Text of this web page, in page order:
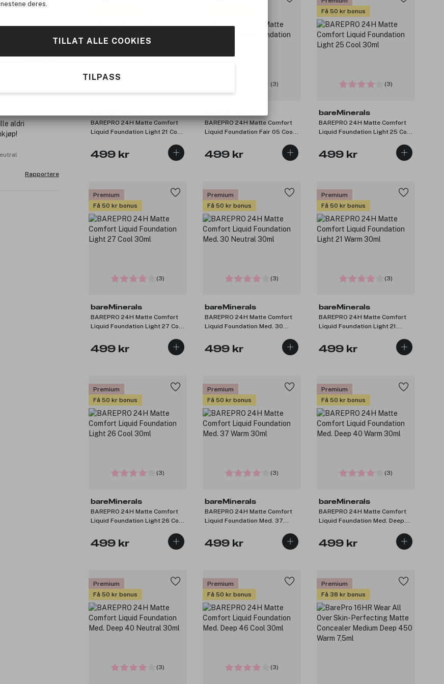
deres.
TILLAT ALLE COOKIES
TILPASS
BAREPRO 24H Matte Comfort
Liquid Foundation Light 21 Cool
499 kr
(3)
BAREPRO 24H Matte Comfort
Liquid Foundation Fair 05 Cool
499 kr
Få 50 kr bonus
(3)
bareMinerals
BAREPRO 24H Matte Comfort
Liquid Foundation Light 25 Cool
499 kr
Premium
Få 50 kr bonus
(3)
bareMinerals
BAREPRO 24H Matte Comfort
Liquid Foundation Light 27 Cool
499 kr
Premium
Få 50 kr bonus
(3)
bareMinerals
BAREPRO 24H Matte Comfort
Liquid Foundation Med. 30
499 kr
Premium
Få 50 kr bonus
(3)
bareMinerals
BAREPRO 24H Matte Comfort
Liquid Foundation Light 21
499 kr
Premium
Få 50 kr bonus
(3)
bareMinerals
BAREPRO 24H Matte Comfort
Liquid Foundation Light 26 Cool
499 kr
Premium
Få 50 kr bonus
(3)
bareMinerals
BAREPRO 24H Matte Comfort
Liquid Foundation Med. 37
499 kr
Premium
Få 50 kr bonus
(3)
bareMinerals
BAREPRO 24H Matte Comfort
Liquid Foundation Med. Deep
499 kr
Premium
Få 50 kr bonus
(3)
Premium
Få 50 kr bonus
(3)
Premium
Få 38 kr bonus
aldri
Rapportere